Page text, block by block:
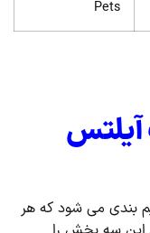
Pets
بندی می شود که هر